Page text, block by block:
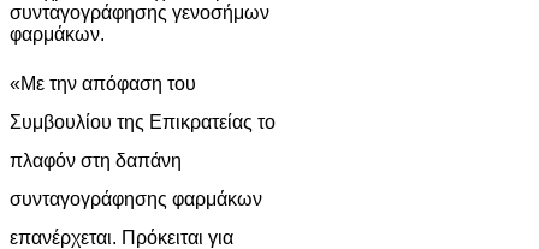
συνταγογράφησης γενοσήμων
φαρμάκων.
«Με την απόφαση του
Συμβουλίου της Επικρατείας το
πλαφόν στη δαπάνη
συνταγογράφησης φαρμάκων
επανέρχεται. Πρόκειται για